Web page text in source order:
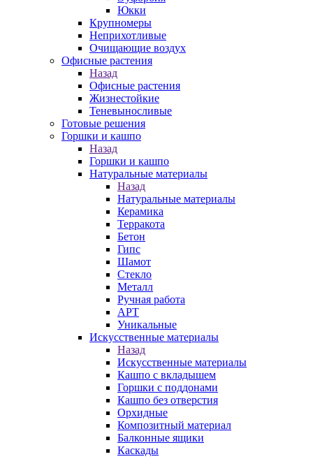
Юкки
Крупномеры
Неприхотливые
Очищающие воздух
Офисные растения
Назад
Офисные растения
Жизнестойкие
Теневыносливые
Готовые решения
Горшки и кашпо
Назад
Горшки и кашпо
Натуральные материалы
Назад
Натуральные материалы
Керамика
Терракота
Бетон
Гипс
Шамот
Стекло
Металл
Ручная работа
АРТ
Уникальные
Искусственные материалы
Назад
Искусственные материалы
Кашпо с вкладышем
Горшки с поддонами
Кашпо без отверстия
Орхидные
Композитный материал
Балконные ящики
Каскады